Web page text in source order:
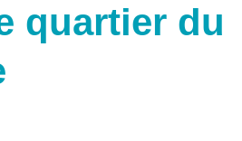
quartier du